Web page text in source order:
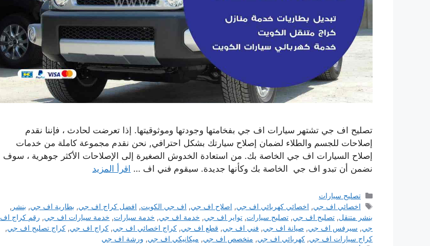
تصليح اف جي تشتهر سيارات اف جي بفخامتها وجودتها وموثوقيتها. إذا تعرضت لحادث ، فإننا نقدم
إصلاحات للجسم والطلاء لضمان إصلاح سيارتك بشكل احترافي, نحن نقدم مجموعة كاملة من خدمات
إصلاح السيارات اف جي الخاصة بك. من استعادة الخدوش الصغيرة إلى الإصلاحات الأكثر جوهرية ، سوف
نضمن أن تبدو اف جي الخاصة بك وكأنها جديدة. سيقوم فني اف … اقرأ المزيد
التصنيفات
تصليح سيارات
الوسوم
اخصائي اف جي, اخصائي كهربائي اف جي, اصلاح اف جي, اف جي الكويت, افضل كراج اف جي, بطارية اف جي, بنشر ,
بنشر متنقل, تصليح اف جي, تصليح سيارات, تواير اف جي, خدمة اف جي, خدمة سيارات, خدمة سيارات اف جي, رقم كراج اف
جي, سيرفس اف جي, صيانة اف جي, فني اف جي, قطع اف جي, كراج اخصائي اف جي, كراج اف جي, كراج تصليح اف جي,
كراج سيارات اف جي, كهربائي اف جي, متخصص اف جي, ميكانيكي اف جي, ورشة اف جي